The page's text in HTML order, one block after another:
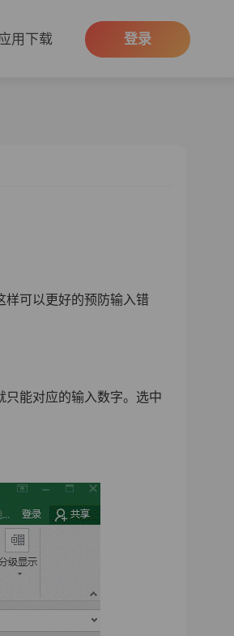
用下载 登录
样可以更好的预防输入错
只能对应的输入数字。选中